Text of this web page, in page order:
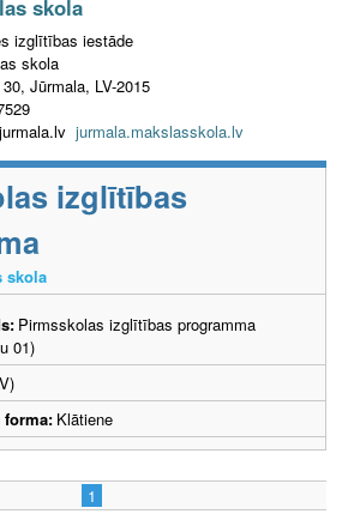
skola
izglītības iestāde
skola
Jūrmala, LV-2015
jurmala.makslasskola.lv
izglītības
skola
Pirmsskolas izglītības programma
01)
Klātiene
1